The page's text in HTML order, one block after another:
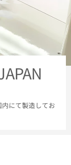
にて製造してお